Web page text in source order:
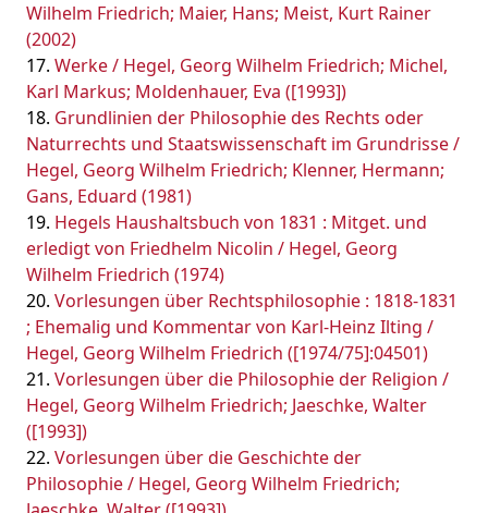
Wilhelm Friedrich; Maier, Hans; Meist, Kurt Rainer
(2002)
Werke / Hegel, Georg Wilhelm Friedrich; Michel,
Karl Markus; Moldenhauer, Eva ([1993])
Grundlinien der Philosophie des Rechts oder
Naturrechts und Staatswissenschaft im Grundrisse /
Hegel, Georg Wilhelm Friedrich; Klenner, Hermann;
Gans, Eduard (1981)
Hegels Haushaltsbuch von 1831 : Mitget. und
erledigt von Friedhelm Nicolin / Hegel, Georg
Wilhelm Friedrich (1974)
Vorlesungen über Rechtsphilosophie : 1818-1831
; Ehemalig und Kommentar von Karl-Heinz Ilting /
Hegel, Georg Wilhelm Friedrich ([1974/75]:04501)
Vorlesungen über die Philosophie der Religion /
Hegel, Georg Wilhelm Friedrich; Jaeschke, Walter
([1993])
Vorlesungen über die Geschichte der
Philosophie / Hegel, Georg Wilhelm Friedrich;